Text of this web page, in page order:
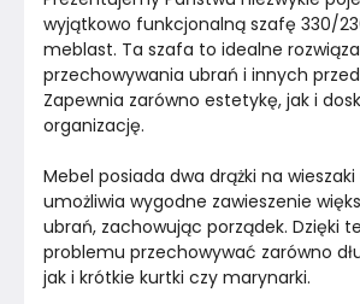
Wykończenie frontów Płyty
Nogi / Stopki
Wykończenie półek
Konstrukcja półki
wyjątkowo funkcjonalną szafę 330/
meblast. Ta szafa to idealne
przechowywania ubrań i innych
Zapewnia zarówno estetykę, jak i
organizację.
Mebel posiada dwa drążki na
umożliwia wygodne zawieszenie
ubrań, zachowując porządek. Dzięki
problemu przechowywać zarówno
jak i krótkie kurtki czy marynarki.